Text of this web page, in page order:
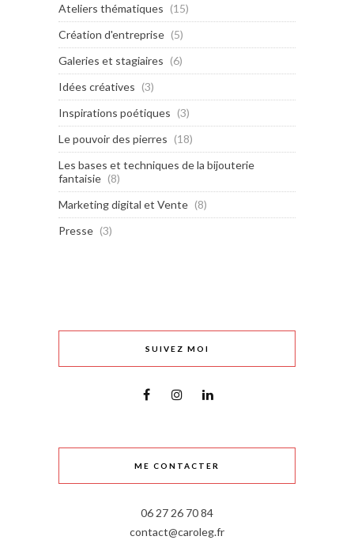
Ateliers thématiques (15)
Création d'entreprise (5)
Galeries et stagiaires (6)
Idées créatives (3)
Inspirations poétiques (3)
Le pouvoir des pierres (18)
Les bases et techniques de la bijouterie
fantaisie (8)
Marketing digital et Vente (8)
Presse (3)
SUIVEZ MOI
ME CONTACTER
06 27 26 70 84
contact@caroleg.fr